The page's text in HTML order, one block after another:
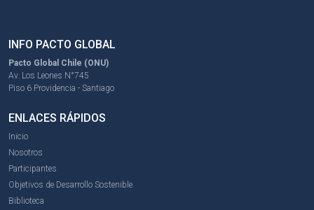
INFO PACTO GLOBAL
Pacto Global Chile (ONU)
Av. Los Leones N°745
Piso 6 Providencia - Santiago
ENLACES RÁPIDOS
Inicio
Nosotros
Participantes
Objetivos de Desarrollo Sostenible
Biblioteca